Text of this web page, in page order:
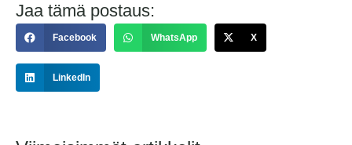
Jaa tämä postaus:
Facebook WhatsApp X
LinkedIn